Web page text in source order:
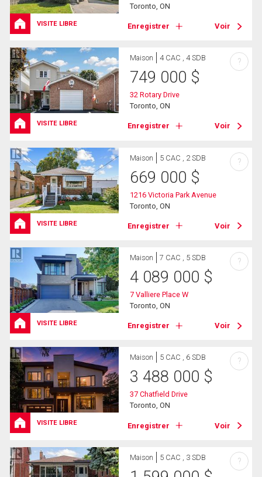
VISITE LIBRE
Toronto, ON
Enregistrer Voir
VISITE LIBRE
Maison 4 CAC , 4 SDB
749 000 $
32 Rotary Drive
Toronto, ON
Enregistrer Voir
?
VISITE LIBRE
Maison 5 CAC , 2 SDB
669 000 $
1216 Victoria Park Avenue
Toronto, ON
Enregistrer Voir
?
VISITE LIBRE
Maison 7 CAC , 5 SDB
4 089 000 $
7 Valliere Place W
Toronto, ON
Enregistrer Voir
?
VISITE LIBRE
Maison 5 CAC , 6 SDB
3 488 000 $
37 Chatfield Drive
Toronto, ON
Enregistrer Voir
?
Maison 5 CAC , 3 SDB ?